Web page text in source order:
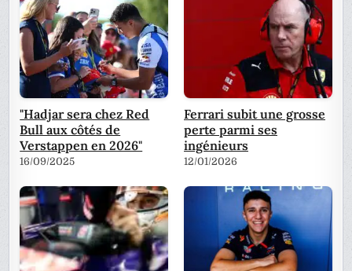
"Hadjar sera chez Red
Bull aux côtés de
Verstappen en 2026"
16/09/2025
Ferrari subit une grosse
perte parmi ses
ingénieurs
12/01/2026